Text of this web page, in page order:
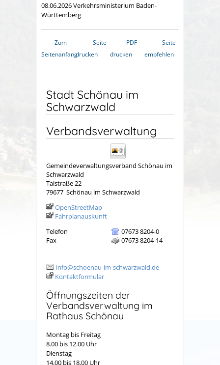
08.06.2026 Verkehrsministerium Baden-
Württemberg
Zum
Seitenanfang
Seite
drucken
PDF
drucken
Seite
empfehlen
Stadt Schönau im
Schwarzwald
Verbandsverwaltung
Gemeindeverwaltungsverband Schönau im
Schwarzwald
Talstraße 22
79677 Schönau im Schwarzwald
OpenStreetMap
Fahrplanauskunft
Telefon
07673 8204-0
Fax
07673 8204-14
info@schoenau-im-schwarzwald.de
Kontaktformular
Öffnungszeiten der
Verbandsverwaltung im
Rathaus Schönau
Montag bis Freitag
8.00 bis 12.00 Uhr
Dienstag
14.00 bis 18.00 Uhr